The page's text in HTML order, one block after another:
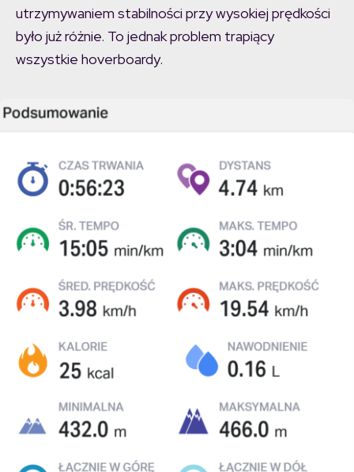
utrzymywaniem stabilności przy wysokiej prędkości
było już różnie. To jednak problem trapiący
wszystkie hoverboardy.